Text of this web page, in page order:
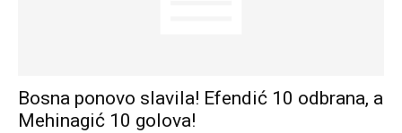
Bosna ponovo slavila! Efendić 10 odbrana, a
Mehinagić 10 golova!